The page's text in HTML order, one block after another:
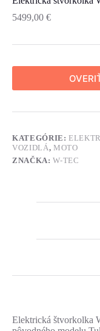
5499,00 €
KATEGÓRIE:
VOZIDLÁ, MOTO
ZNAČKA:W-TEC
Elektrická štvorkolka